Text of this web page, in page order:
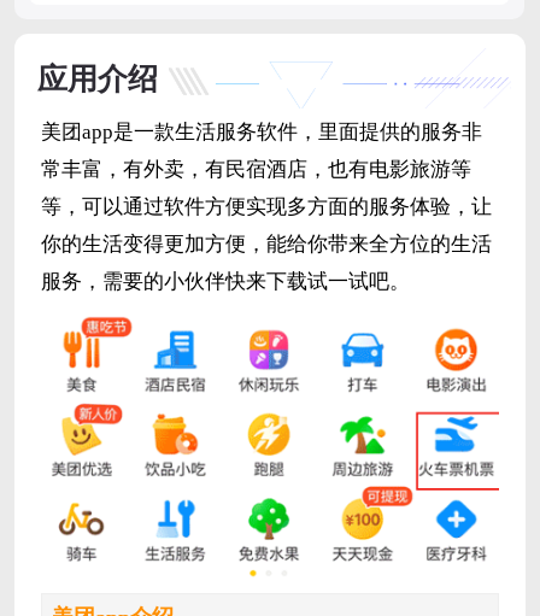
应用介绍
美团app是一款生活服务软件，里面提供的服务非
常丰富，有外卖，有民宿酒店，也有电影旅游等
等，可以通过软件方便实现多方面的服务体验，让
你的生活变得更加方便，能给你带来全方位的生活
服务，需要的小伙伴快来下载试一试吧。